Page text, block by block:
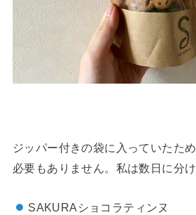
ジッパー付きの袋に入っていたた
必要もありません。私は数日に分け
SAKURAショコラティンヌ